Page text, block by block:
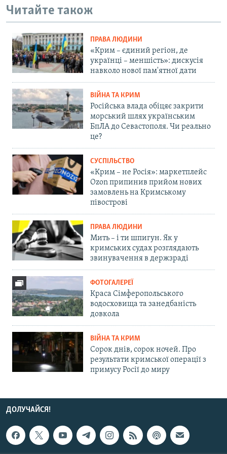
Читайте також
ПРАВА ЛЮДИНИ
«Крим – єдиний регіон, де
українці – меншість»: дискусія
навколо нової пам'ятної дати
ВІЙНА ТА КРИМ
Російська влада обіцяє закрити
морський шлях українським
БпЛА до Севастополя. Чи реально
це?
СУСПІЛЬСТВО
«Крим – не Росія»: маркетплейс
Ozon припинив прийом нових
замовлень на Кримському
півострові
ПРАВА ЛЮДИНИ
Мить – і ти шпигун. Як у
кримських судах розглядають
звинувачення в держзраді
ФОТОГАЛЕРЕЇ
Краса Сімферопольського
водосховища та занедбаність
довкола
ВІЙНА ТА КРИМ
Сорок днів, сорок ночей. Про
результати кримської операції з
примусу Росії до миру
ДОЛУЧАЙСЯ!